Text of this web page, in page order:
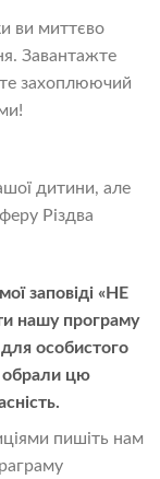
ви миттєво
Завантажте
захоплюючий
дитини, але
Різдва
заповіді «НЕ
нашу програму
особистого
обрали цю
пишіть нам